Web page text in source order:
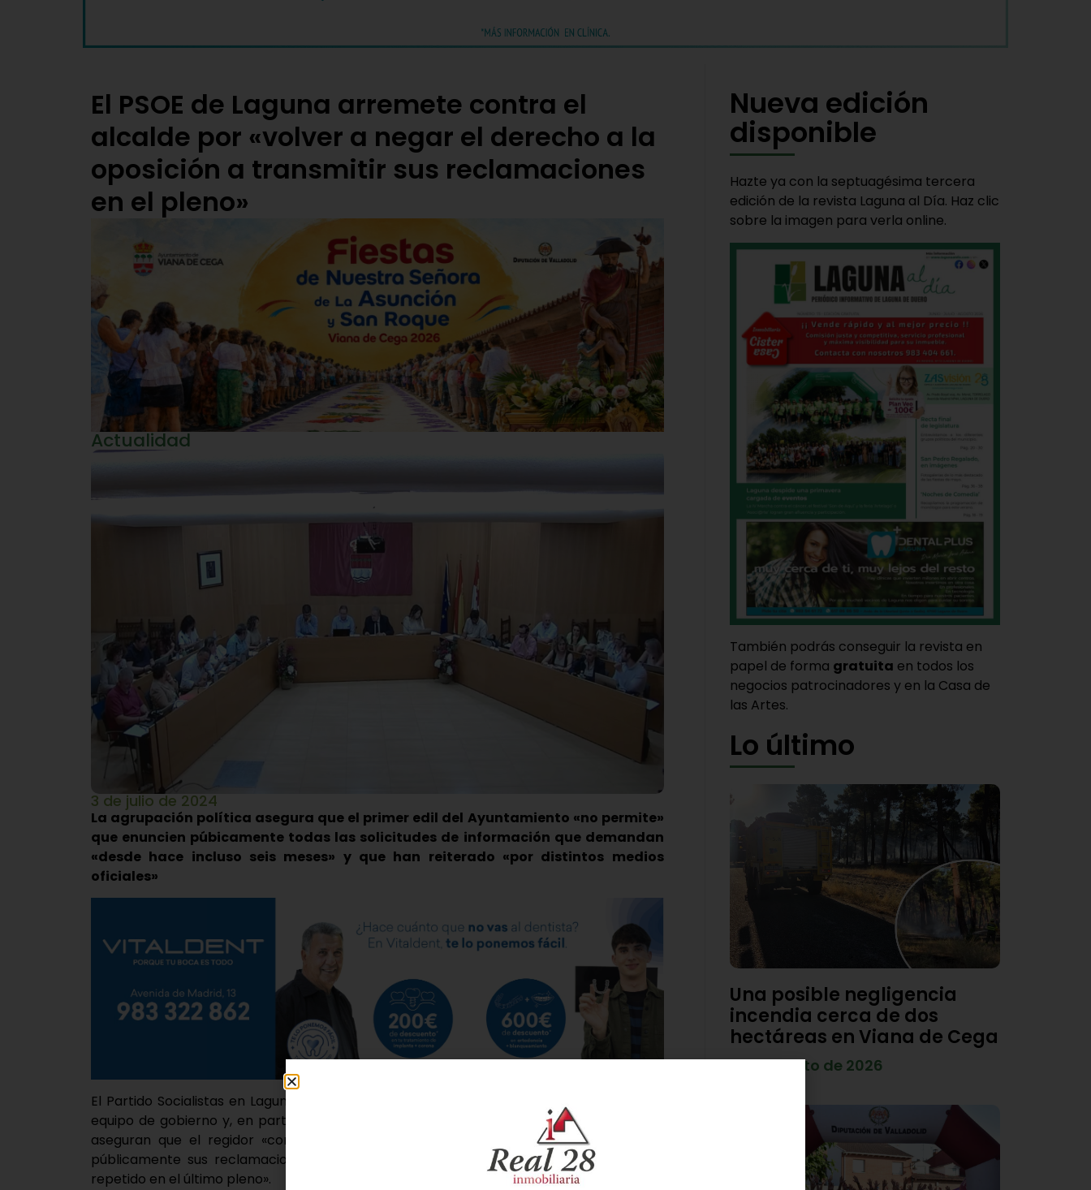
El PSOE de Laguna arremete contra el
alcalde por «volver a negar el derecho a la
oposición a transmitir sus reclamaciones
en el pleno»
Actualidad
3 de julio de 2024
La agrupación política asegura que el primer edil del Ayuntamiento «no permite»
que enuncien púbicamente todas las solicitudes de información que demandan
«desde hace incluso seis meses» y que han reiterado «por distintos medios
oficiales»
El Partido Socialistas en Laguna de Duero ha vuelto a demostrar su descontento con el
equipo de gobierno y, en particular, con el alcalde, Avelino Álvarez. Desde la formación
aseguran que el regidor «continúa negando el derecho a la oposición de transmitir
públicamente sus reclamaciones en el pleno», una tónica que según apuntan «se ha
repetido en el último pleno».
Nueva edición
disponible
Hazte ya con la septuagésima tercera
edición de la revista Laguna al Día. Haz clic
sobre la imagen para verla online.
También podrás conseguir la revista en
papel de forma gratuita en todos los
negocios patrocinadores y en la Casa de
las Artes.
Lo último
Una posible negligencia
incendia cerca de dos
hectáreas en Viana de Cega
7 de agosto de 2026